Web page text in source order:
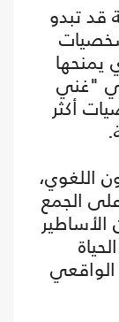
قد تبدو
يمنحها
"غني
أكثر
اللغوي،
الجمع
الواقعي